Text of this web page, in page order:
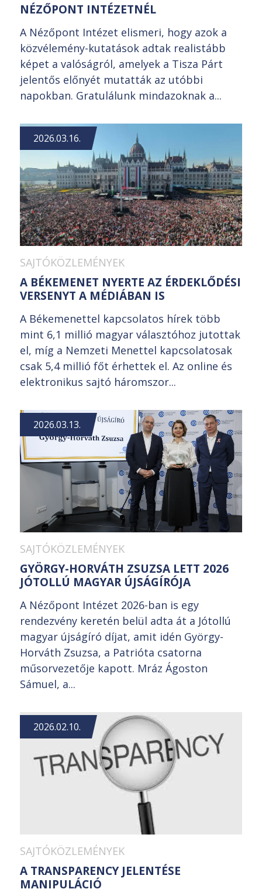
NÉZŐPONT INTÉZETNÉL
A Nézőpont Intézet elismeri, hogy azok a
közvélemény-kutatások adtak realistább
képet a valóságról, amelyek a Tisza Párt
jelentős előnyét mutatták az utóbbi
napokban. Gratulálunk mindazoknak a...
2026.03.16.
SAJTÓKÖZLEMÉNYEK
A BÉKEMENET NYERTE AZ ÉRDEKLŐDÉSI
VERSENYT A MÉDIÁBAN IS
A Békemenettel kapcsolatos hírek több
mint 6,1 millió magyar választóhoz jutottak
el, míg a Nemzeti Menettel kapcsolatosak
csak 5,4 millió főt érhettek el. Az online és
elektronikus sajtó háromszor...
2026.03.13.
SAJTÓKÖZLEMÉNYEK
GYÖRGY-HORVÁTH ZSUZSA LETT 2026
JÓTOLLÚ MAGYAR ÚJSÁGÍRÓJA
A Nézőpont Intézet 2026-ban is egy
rendezvény keretén belül adta át a Jótollú
magyar újságíró díjat, amit idén György-
Horváth Zsuzsa, a Patrióta csatorna
műsorvezetője kapott. Mráz Ágoston
Sámuel, a...
2026.02.10.
SAJTÓKÖZLEMÉNYEK
A TRANSPARENCY JELENTÉSE
MANIPULÁCIÓ